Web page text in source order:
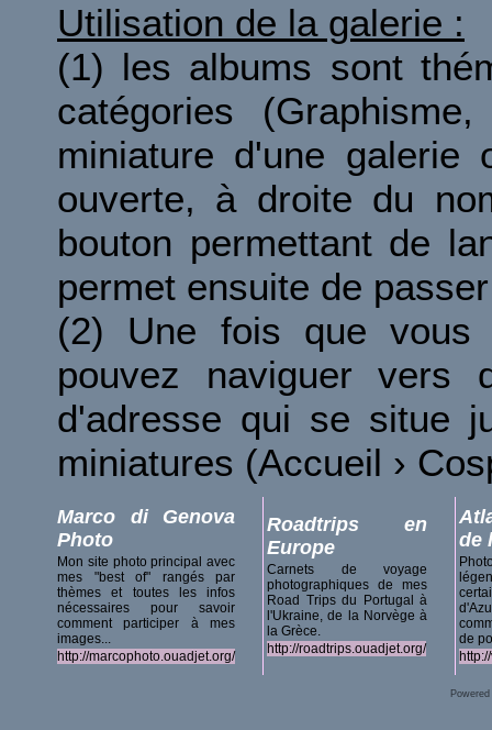
Utilisation de la galerie :
(1) les albums sont
catégories
miniature d'une galerie
ouverte, à droite du
bouton permettant de
permet ensuite de
(2) Une fois que vous
pouvez naviguer vers
d'adresse qui se situe
miniatures (Accueil ›
Marco di Genova
Photo
Mon site photo principal avec
mes "best of" rangés par
thèmes et toutes les infos
nécessaires pour savoir
comment participer à mes
images...
http://marcophoto.ouadjet.org/
Roadtrips en
Europe
Carnets de voyage
photographiques de mes
Road Trips du Portugal à
l'Ukraine, de la Norvège à
la Grèce.
http://roadtrips.ouadjet.org/
de
de